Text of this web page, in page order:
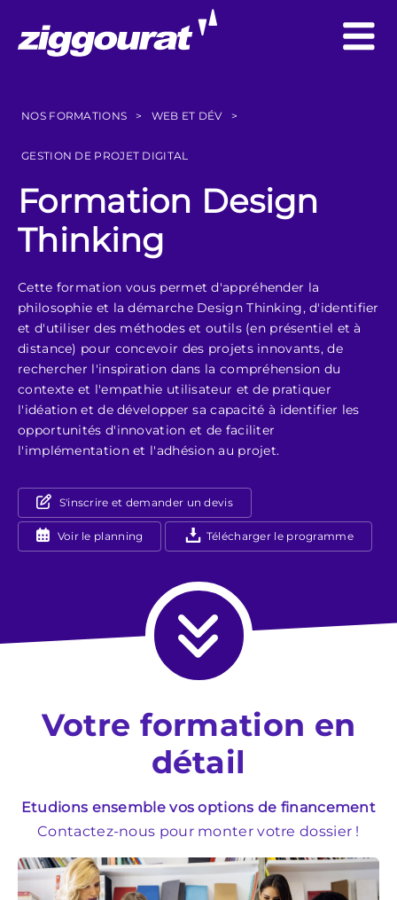
NOS FORMATIONS > WEB ET DÉV >
GESTION DE PROJET DIGITAL
Formation Design
Thinking
Cette formation vous permet d'appréhender la
philosophie et la démarche Design Thinking, d'identifier
et d'utiliser des méthodes et outils (en présentiel et à
distance) pour concevoir des projets innovants, de
rechercher l'inspiration dans la compréhension du
contexte et l'empathie utilisateur et de pratiquer
l'idéation et de développer sa capacité à identifier les
opportunités d'innovation et de faciliter
l'implémentation et l'adhésion au projet.
S'inscrire et demander un devis
Voir le planning Télécharger le programme
Votre formation en
détail
Etudions ensemble vos options de financement
Contactez-nous pour monter votre dossier !